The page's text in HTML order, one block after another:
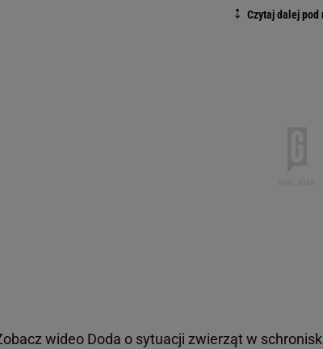
wideo Doda o sytuacji zwierząt w